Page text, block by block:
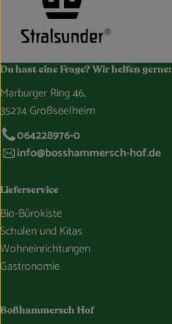
Du hast eine Frage? Wir helfen gerne:
Marburger Ring 46,
35274 Großseelheim
064228976-0
info@bosshammersch-hof.de
Lieferservice
Bio-Bürokiste
Schulen und Kitas
Wohneinrichtungen
Gastronomie
Boßhammersch Hof